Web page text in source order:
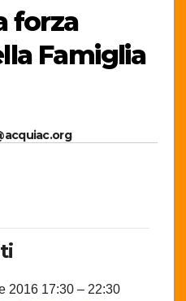
forza
Famiglia
2016 17:30 – 22:30